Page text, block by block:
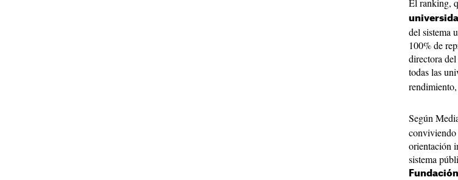
El ranking,
del sistema
100% de
directora
todas las
Según
conviviendo
orientación
sistema